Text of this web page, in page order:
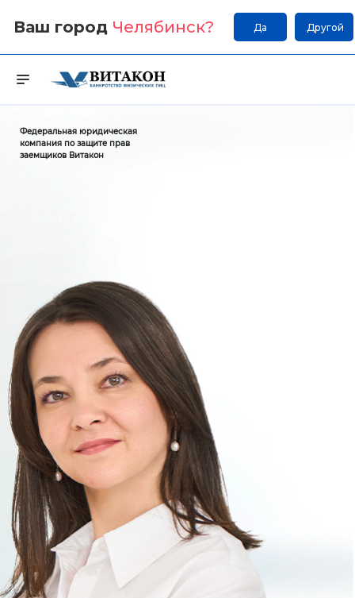
Ваш город Челябинск? Да Другой
Федеральная юридическая
компания по защите прав
заемщиков Витакон